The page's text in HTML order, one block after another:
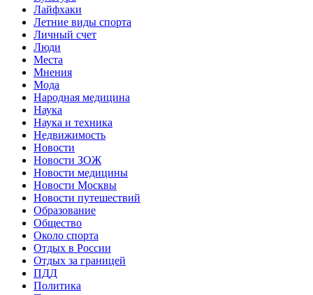
Лайфхаки
Летние виды спорта
Личный счет
Люди
Места
Мнения
Мода
Народная медицина
Наука
Наука и техника
Недвижимость
Новости
Новости ЗОЖ
Новости медицины
Новости Москвы
Новости путешествий
Образование
Общество
Около спорта
Отдых в России
Отдых за границей
ПДД
Политика